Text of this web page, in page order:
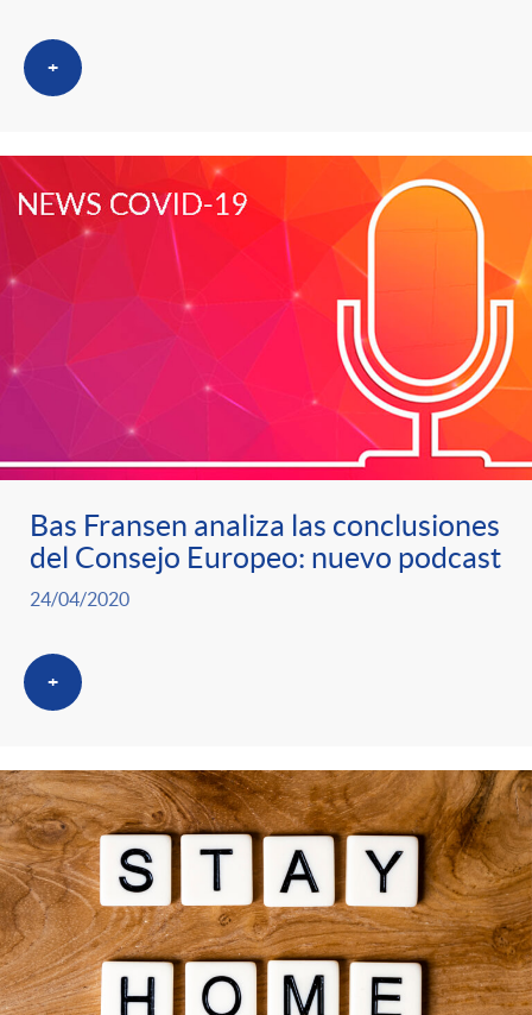
o
r
i
a
+
Bas Fransen analiza las conclusiones
del Consejo Europeo: nuevo podcast
24/04/2020
+